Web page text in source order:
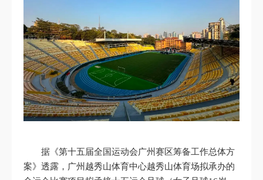
据《第十五届全国运动会广州赛区筹备工作总体方
案》透露，广州越秀山体育中心越秀山体育场拟承办的